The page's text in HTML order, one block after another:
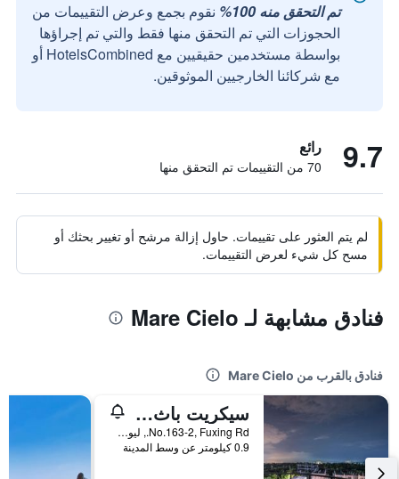
تم التحقق منه 100%
نقوم بجمع وعرض التقييمات من
الحجوزات التي تم التحقق منها فقط والتي تم إجراؤها
بواسطة مستخدمين حقيقيين مع HotelsCombined أو
مع شركائنا الخارجيين الموثوقين.
9.7 رائع
70 من التقييمات تم التحقق منها
لم يتم العثور على تقييمات. حاول إزالة مرشح أو تغيير بحثك أو
مسح كل شيء لعرض التقييمات.
فنادق مشابهة لـ Mare Cielo
فنادق بالقرب من Mare Cielo
سيكريت باث بد آند بريكفاست
No.163-2, Fuxing Rd., ليوشيو, تايوان
0.9 كيلومتر عن وسط المدينة